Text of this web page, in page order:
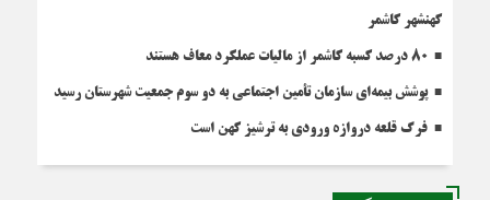
کهنشهر کاشمر
۸۰ درصد کسبه کاشمر از مالیات عملکرد معاف هستند
پوشش بیمه‌ای سازمان تأمین اجتماعی به دو سوم جمعیت شهرستان رسید
فرگ قلعه دروازه ورودی به ترشیز کهن است